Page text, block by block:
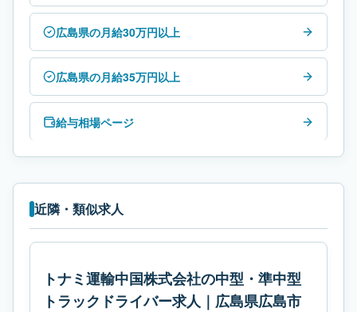
広島県の月給30万円以上
広島県の月給35万円以上
給与相場ページ
近隣・類似求人
トナミ運輸中国株式会社の中型・準中型
トラックドライバー求人｜広島県広島市